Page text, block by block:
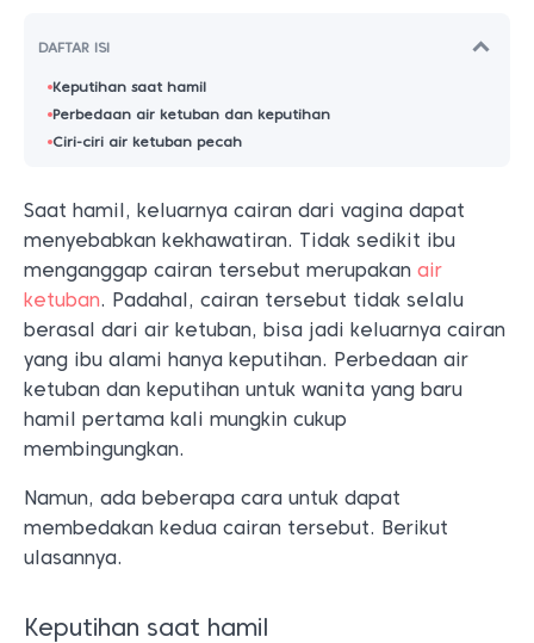
DAFTAR ISI
Keputihan saat hamil
Perbedaan air ketuban dan keputihan
Ciri-ciri air ketuban pecah
Saat hamil, keluarnya cairan dari vagina dapat
menyebabkan kekhawatiran. Tidak sedikit ibu
menganggap cairan tersebut merupakan air
ketuban. Padahal, cairan tersebut tidak selalu
berasal dari air ketuban, bisa jadi keluarnya cairan
yang ibu alami hanya keputihan. Perbedaan air
ketuban dan keputihan untuk wanita yang baru
hamil pertama kali mungkin cukup
membingungkan.
Namun, ada beberapa cara untuk dapat
membedakan kedua cairan tersebut. Berikut
ulasannya.
Keputihan saat hamil